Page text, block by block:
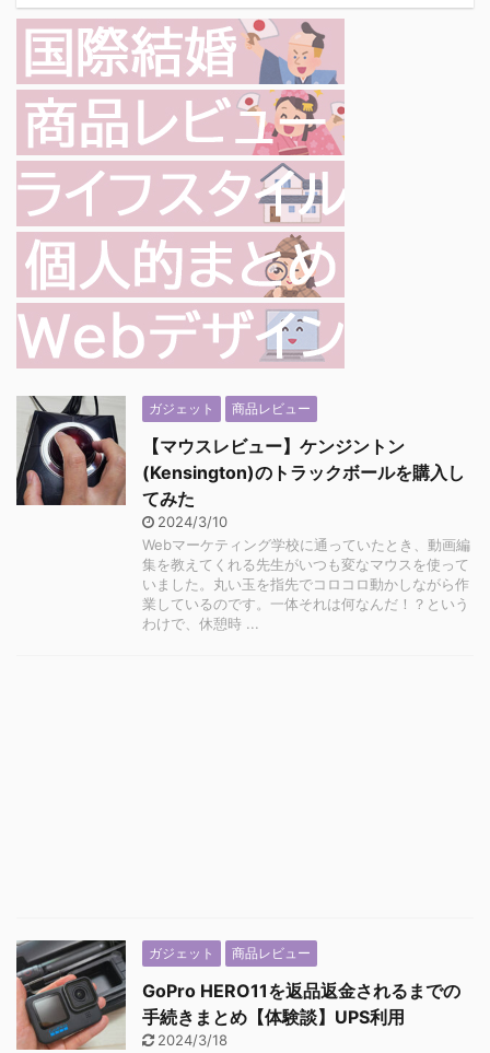
ガジェット 商品レビュー
【マウスレビュー】ケンジントン
(Kensington)のトラックボールを購入し
てみた
2024/3/10
Webマーケティング学校に通っていたとき、動画編
集を教えてくれる先生がいつも変なマウスを使って
いました。丸い玉を指先でコロコロ動かしながら作
業しているのです。一体それは何なんだ！？という
わけで、休憩時 ...
ガジェット 商品レビュー
GoPro HERO11を返品返金されるまでの
手続きまとめ【体験談】UPS利用
2024/3/18